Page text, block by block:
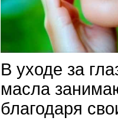
В уходе за
масла
благодаря